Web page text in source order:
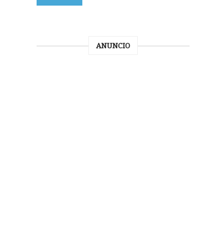
ANUNCIO